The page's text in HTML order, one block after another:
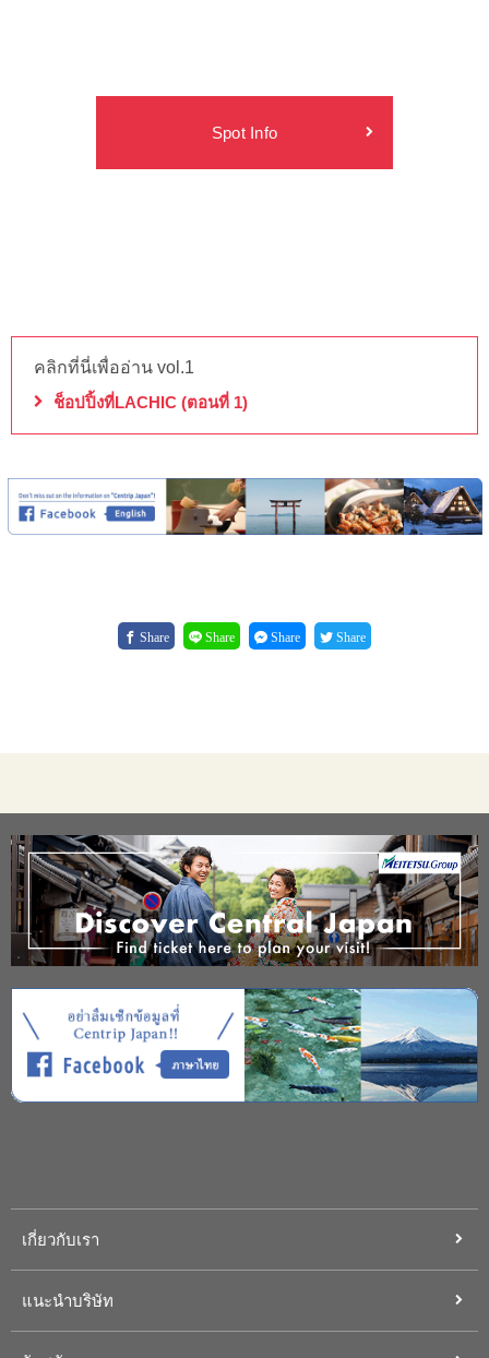
Spot Info
คลิกที่นี่เพื่ออ่าน vol.1
ช็อปปิ้งที่LACHIC (ตอนที่ 1)
Share Share Share Share
เกี่ยวกับเรา
แนะนำบริษัท